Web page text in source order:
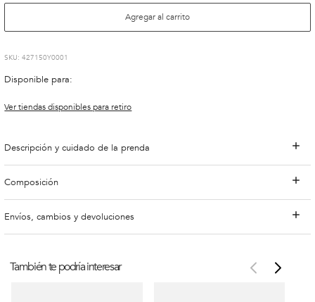
Agregar al carrito
:427150Y0001
Disponible para:
Ver tiendas disponibles para retiro
Descripción y cuidado de la prenda
Composición
Envíos, cambios y devoluciones
También te podría interesar